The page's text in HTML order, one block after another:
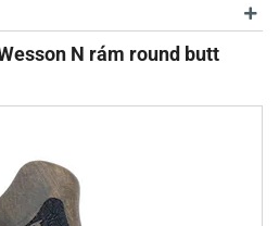
N rám round butt